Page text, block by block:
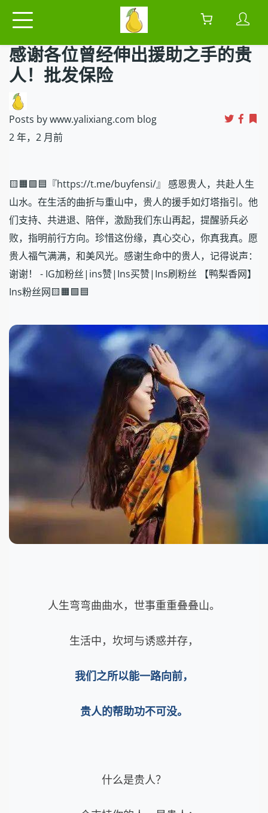
感谢各位曾经伸出援助之手的贵
人！批发保险
Posts by www.yalixiang.com blog
2 年，2 月前
🟨🟧🟩🟦『https://t.me/buyfensi/』 感恩贵人，共赴人生
山水。在生活的曲折与重山中，贵人的援手如灯塔指引。他
们支持、共进退、陪伴，激励我们东山再起，提醒骄兵必
败，指明前行方向。珍惜这份缘，真心交心，你真我真。愿
贵人福气满满，和美风光。感谢生命中的贵人，记得说声：
谢谢！ - IG加粉丝|ins赞|Ins买赞|Ins刷粉丝 【鸭梨香网】
Ins粉丝网🟨🟧🟩🟦
人生弯弯曲曲水，世事重重叠叠山。
生活中，坎坷与诱惑并存，
我们之所以能一路向前，
贵人的帮助功不可没。
什么是贵人？